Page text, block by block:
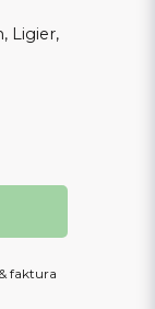
Ligier,
faktura